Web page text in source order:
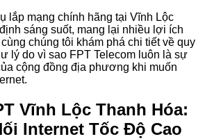
lắp mạng chính hãng tại Vĩnh Lộc
sáng suốt, mang lại nhiều lợi ích
chúng tôi khám phá chi tiết về quy
lý do vì sao FPT Telecom luôn là sự
cộng đồng địa phương khi muốn
Vĩnh Lộc Thanh Hóa:
Internet Tốc Độ Cao